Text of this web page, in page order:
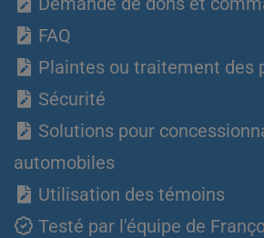
FAQ
Plaintes ou traitement des
Sécurité
Solutions pour
automobiles
Utilisation des témoins
Testé par l'équipe de